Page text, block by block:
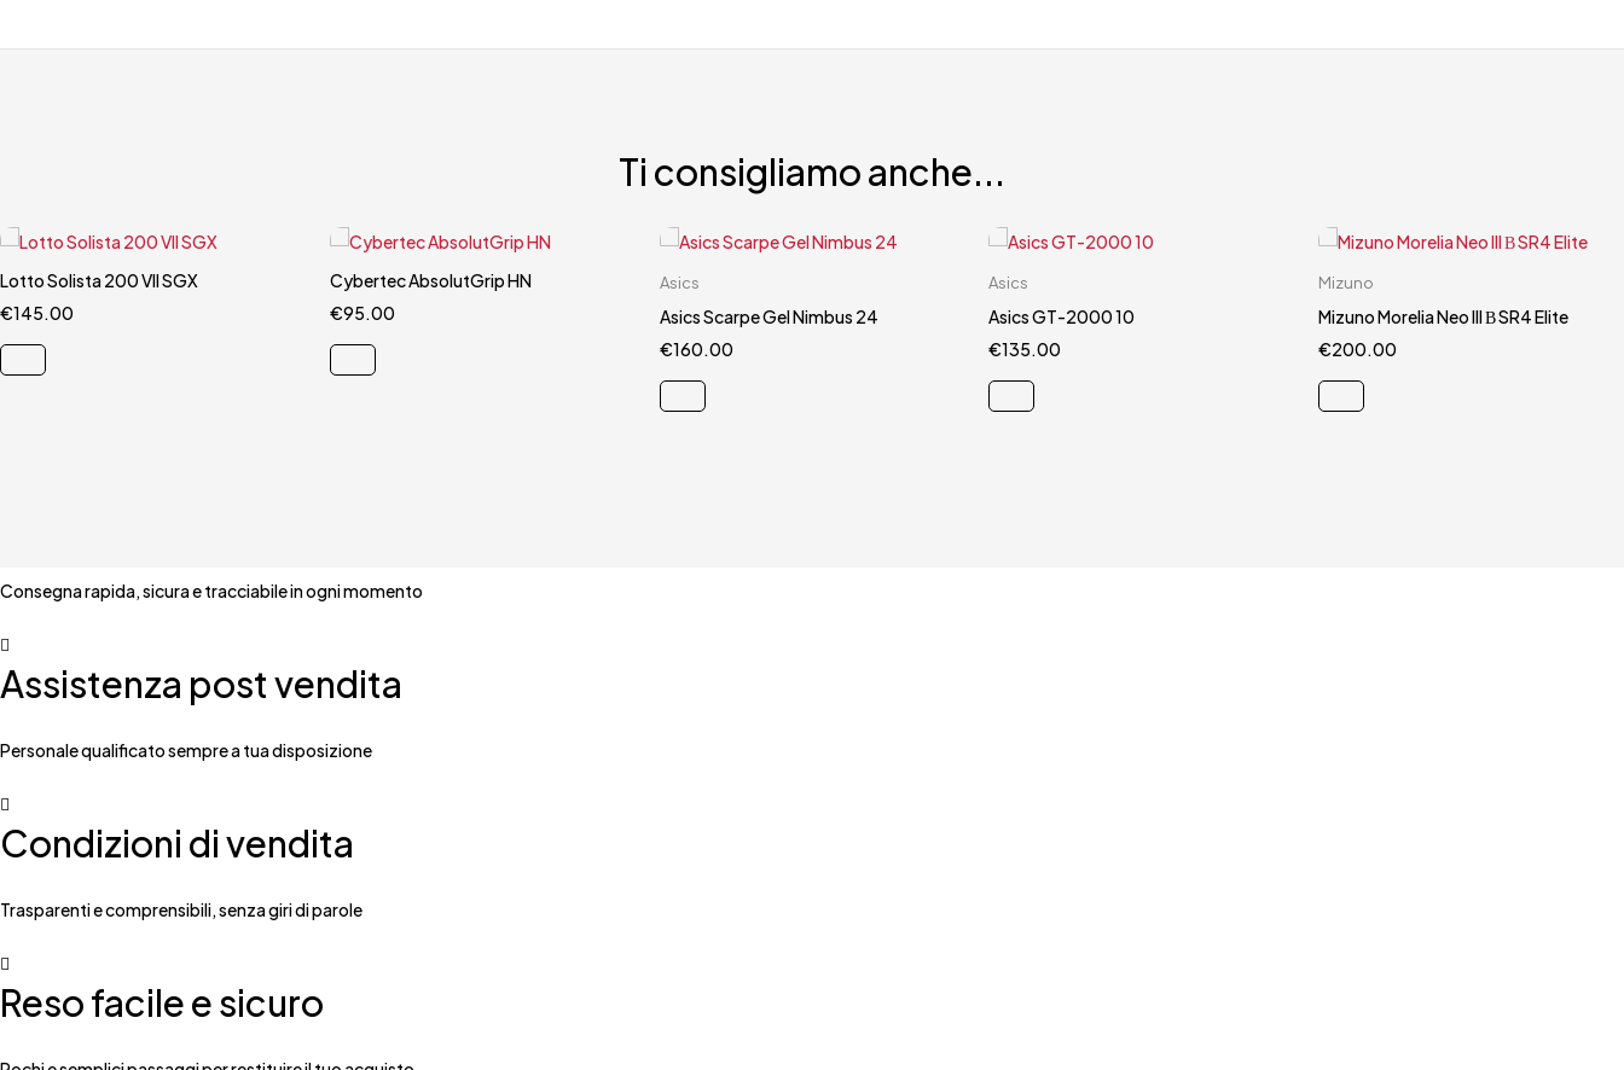
Ti consigliamo anche...
Carrello rapido
Lotto Solista 200 VII SGX
€145.00
Carrello rapido
Cybertec AbsolutGrip HN
€95.00
44
44.5
Asics
Asics Scarpe Gel Nimbus 24
€160.00
40.5
Asics
Asics GT-2000 10
€135.00
40.5
Mizuno
Mizuno Morelia Neo III Β SR4 Elite
€200.00
Consegna rapida, sicura e tracciabile in ogni momento
Assistenza post vendita
Personale qualificato sempre a tua disposizione
Condizioni di vendita
Trasparenti e comprensibili, senza giri di parole
Reso facile e sicuro